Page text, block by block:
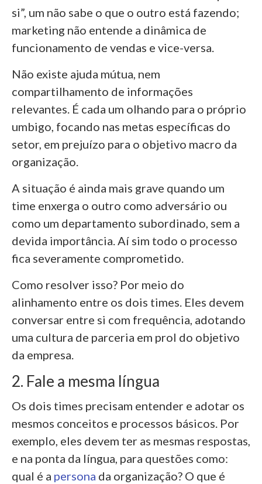
si”, um não sabe o que o outro está fazendo;
marketing não entende a dinâmica de
funcionamento de vendas e vice-versa.
Não existe ajuda mútua, nem
compartilhamento de informações
relevantes. É cada um olhando para o próprio
umbigo, focando nas metas específicas do
setor, em prejuízo para o objetivo macro da
organização.
A situação é ainda mais grave quando um
time enxerga o outro como adversário ou
como um departamento subordinado, sem a
devida importância. Aí sim todo o processo
fica severamente comprometido.
Como resolver isso? Por meio do
alinhamento entre os dois times. Eles devem
conversar entre si com frequência, adotando
uma cultura de parceria em prol do objetivo
da empresa.
2. Fale a mesma língua
Os dois times precisam entender e adotar os
mesmos conceitos e processos básicos. Por
exemplo, eles devem ter as mesmas respostas,
e na ponta da língua, para questões como:
qual é a persona da organização? O que é